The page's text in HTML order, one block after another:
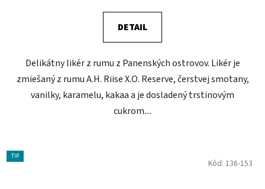
DETAIL
Delikátny likér z rumu z Panenských ostrovov. Likér je
zmiešaný z rumu A.H. Riise X.O. Reserve, čerstvej smotany,
vanilky, karamelu, kakaa a je dosladený trstinovým
cukrom....
TIP
Kód: 136-153